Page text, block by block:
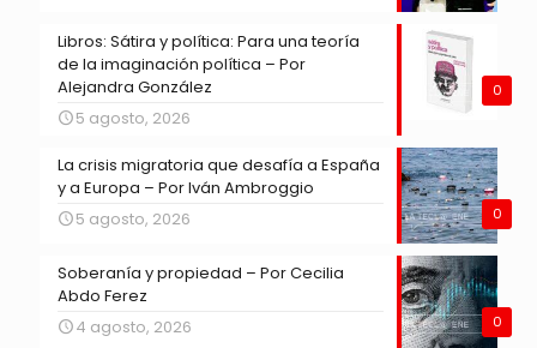
0
Libros: Sátira y política: Para una teoría
de la imaginación política – Por
Alejandra González
5 agosto, 2026
0
La crisis migratoria que desafía a España
y a Europa – Por Iván Ambroggio
5 agosto, 2026
0
Soberanía y propiedad – Por Cecilia
Abdo Ferez
4 agosto, 2026